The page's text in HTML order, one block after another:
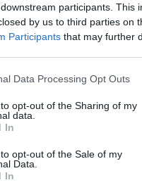
downstream participants. This
by us to third parties on
Participants that may further
Data Processing Opt Outs
opt-out of the Sharing of my
data.
In
opt-out of the Sale of my
Data.
In
Festas em Honra do